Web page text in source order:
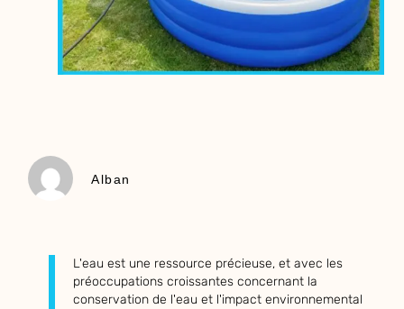
Alban
L'eau est une ressource précieuse, et avec les
préoccupations croissantes concernant la
conservation de l'eau et l'impact environnemental